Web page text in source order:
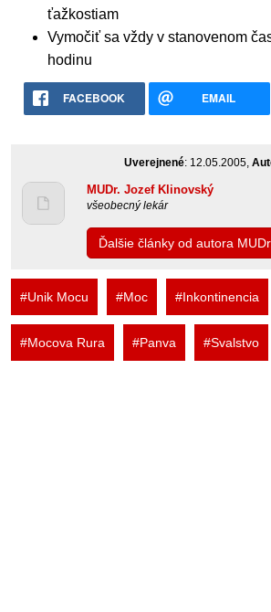
ťažkostiam
Vymočiť sa vždy v stanovenom
hodinu
FACEBOOK EMAIL
Uverejnené: 12.05.2005,
MUDr. Jozef Klinovský
všeobecný lekár
Ďalšie články od autora
#Unik Mocu #Moc #Inkontinencia
#Mocova Rura #Panva #Svalstvo